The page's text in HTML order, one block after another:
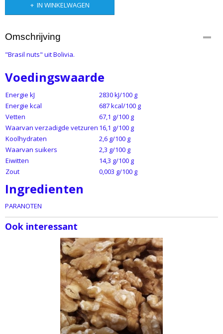
IN WINKELWAGEN
Omschrijving
"Brasil nuts" uit Bolivia.
Voedingswaarde
Energie kJ
2830 kJ/100 g
Energie kcal
687 kcal/100 g
Vetten
67,1 g/100 g
Waarvan verzadigde vetzuren 16,1 g/100 g
Koolhydraten
2,6 g/100 g
Waarvan suikers
2,3 g/100 g
Eiwitten
14,3 g/100 g
Zout
0,003 g/100 g
Ingredienten
PARANOTEN
Ook interessant